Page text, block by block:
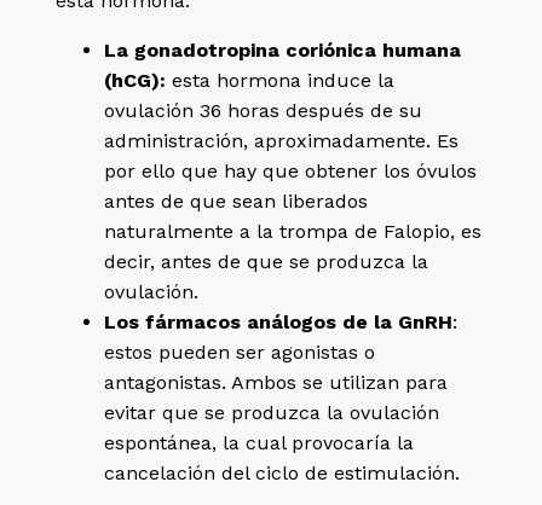
La gonadotropina coriónica humana
(hCG): esta hormona induce la
ovulación 36 horas después de su
administración, aproximadamente. Es
por ello que hay que obtener los óvulos
antes de que sean liberados
naturalmente a la trompa de Falopio, es
decir, antes de que se produzca la
ovulación.
Los fármacos análogos de la GnRH:
estos pueden ser agonistas o
antagonistas. Ambos se utilizan para
evitar que se produzca la ovulación
espontánea, la cual provocaría la
cancelación del ciclo de estimulación.